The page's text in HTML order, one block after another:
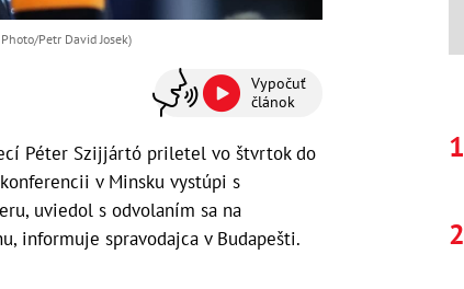
Petr David Josek)
Vypočuť
článok
Péter Szijjártó priletel vo štvrtok do
v Minsku vystúpi s
uviedol s odvolaním sa na
informuje spravodajca v Budapešti.